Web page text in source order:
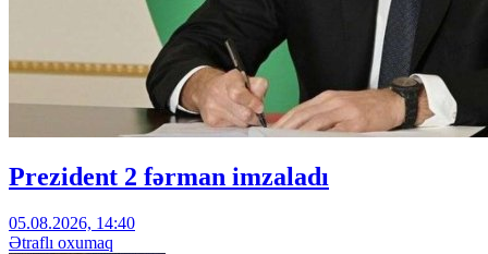
Prezident 2 fərman imzaladı
05.08.2026, 14:40
Ətraflı oxumaq